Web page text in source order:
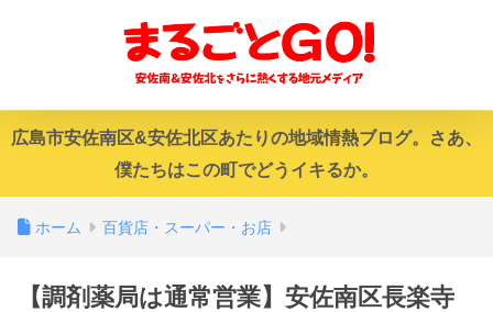
広島市安佐南区&安佐北区あたりの地域情熱ブログ。さあ、
僕たちはこの町でどうイキるか。
ホーム 百貨店・スーパー・お店
【調剤薬局は通常営業】安佐南区長楽寺